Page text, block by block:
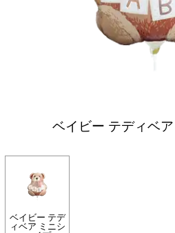
ベイビー テディベ
ベイビー テデ
ィベア ミニシ